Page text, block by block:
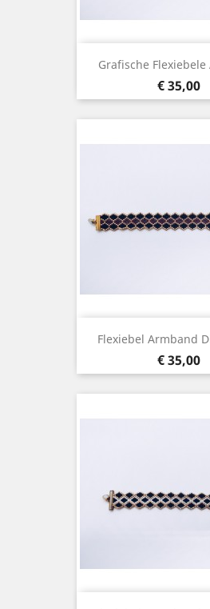
Grafische
Prijs
€ 35,00
Flexiebel Armband
Prijs
€ 35,00